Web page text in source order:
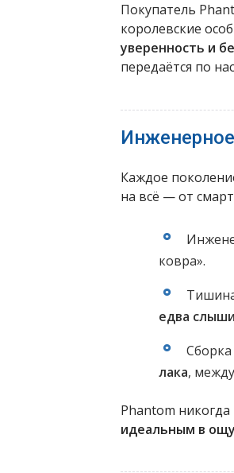
Покупатель
королевские
уверенность и
передаётся по
Каждое
на всё — от
ковра».
едва
лака,
Phantom
идеальным в